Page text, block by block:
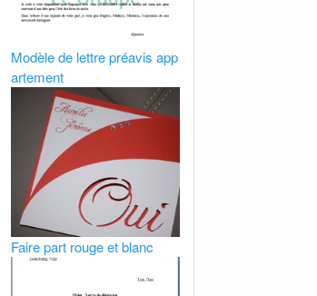
Modèle de lettre préavis app
artement
Faire part rouge et blanc